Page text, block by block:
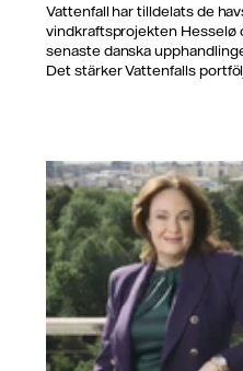
Vattenfall har tilldelats de
vindkraftsprojekten Hesselø
senaste danska
Det stärker Vattenfalls